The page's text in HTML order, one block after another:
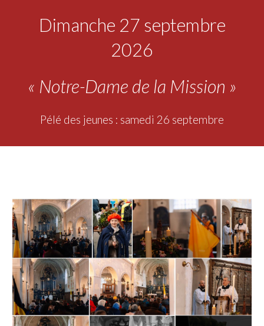
Dimanche 27 septembre
2026
« Notre-Dame de la Mission »
Pélé des jeunes : samedi 26 septembre